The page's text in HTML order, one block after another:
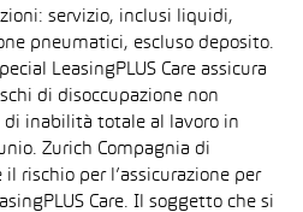
servizio, inclusi liquidi,
pneumatici, escluso deposito.
LeasingPLUS Care assicura
di disoccupazione non
inabilità totale al lavoro in
Zurich Compagnia di
rischio per l’assicurazione per
Care. Il soggetto che si